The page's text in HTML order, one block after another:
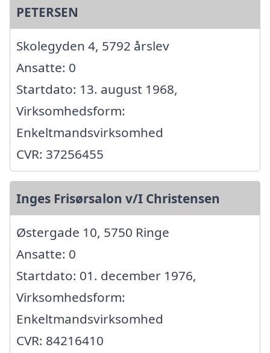
PETERSEN
Skolegyden 4, 5792 årslev
Ansatte: 0
Startdato: 13. august 1968,
Virksomhedsform:
Enkeltmandsvirksomhed
CVR: 37256455
Inges Frisørsalon v/I Christensen
Østergade 10, 5750 Ringe
Ansatte: 0
Startdato: 01. december 1976,
Virksomhedsform:
Enkeltmandsvirksomhed
CVR: 84216410